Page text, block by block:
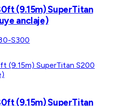
(9.15m) SuperTitan
anclaje)
S300
(9.15m) SuperTitan